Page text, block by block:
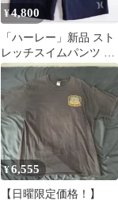
¥4,800
「ハーレー」新品 スト
レッチスイムパンツ サ
ーフパンツ 水着
30(W81)
¥6,555
【日曜限定価格！】